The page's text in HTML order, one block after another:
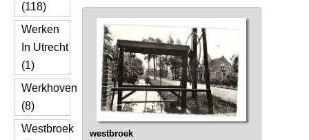
(118)
Werken
In Utrecht
(1)
Werkhoven
(8)
Westbroek
westbroek